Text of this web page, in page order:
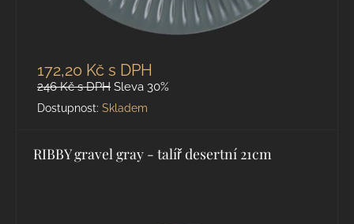
172,20 Kč s DPH
246 Kčs DPH Sleva 30%
Dostupnost: Skladem
RIBBY gravel gray - talíř desertní 21cm